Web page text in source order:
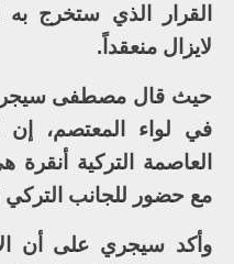
القرار الذي ستخرج به
لايزال منعقداً.
حيث قال مصطفى
في لواء المعتصم، إن
العاصمة التركية
مع حضور للجانب التركي
وأكد سيجري على أن